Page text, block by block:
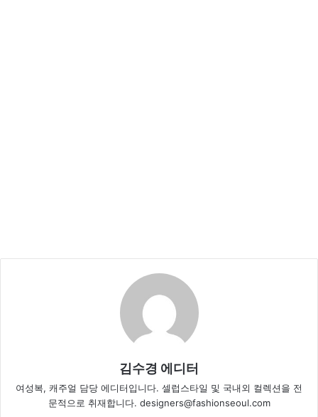
김수경 에디터
여성복, 캐주얼 담당 에디터입니다. 셀럽스타일 및 국내외 컬렉션을 전
문적으로 취재합니다. designers@fashionseoul.com